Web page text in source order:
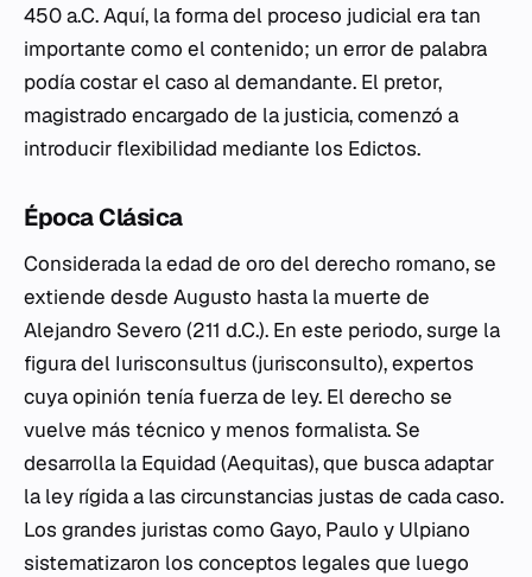
450 a.C. Aquí, la forma del proceso judicial era tan
importante como el contenido; un error de palabra
podía costar el caso al demandante. El pretor,
magistrado encargado de la justicia, comenzó a
introducir flexibilidad mediante los Edictos.
Época Clásica
Considerada la edad de oro del derecho romano, se
extiende desde Augusto hasta la muerte de
Alejandro Severo (211 d.C.). En este periodo, surge la
figura del Iurisconsultus (jurisconsulto), expertos
cuya opinión tenía fuerza de ley. El derecho se
vuelve más técnico y menos formalista. Se
desarrolla la Equidad (Aequitas), que busca adaptar
la ley rígida a las circunstancias justas de cada caso.
Los grandes juristas como Gayo, Paulo y Ulpiano
sistematizaron los conceptos legales que luego